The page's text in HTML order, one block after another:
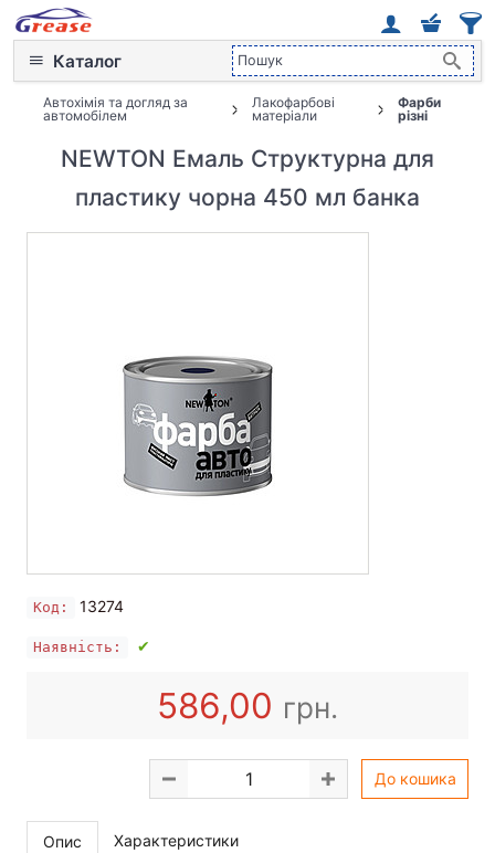
Каталог
Автохімія та догляд за
автомобілем
Лакофарбові
матеріали
Фарби
різні
NEWTON Емаль Структурна для
пластику чорна 450 мл банка
Код: 13274
Наявність: ✔
586,00 грн.
До кошика
Опис Характеристики